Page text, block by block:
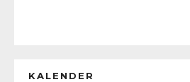
KALENDER